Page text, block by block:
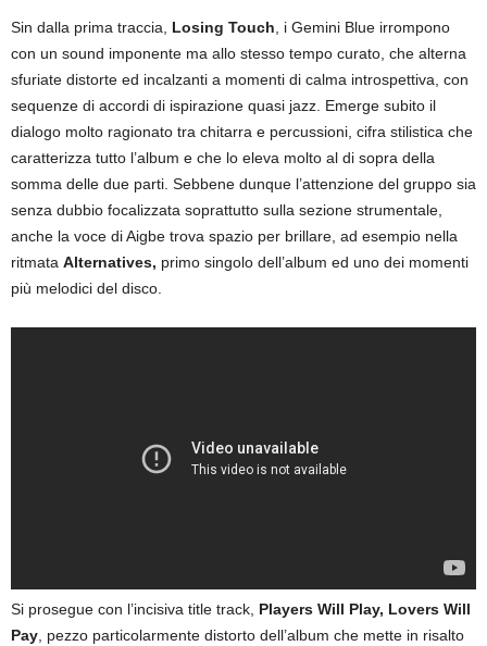
Sin dalla prima traccia, Losing Touch , i Gemini Blue irrompono
con un sound imponente ma allo stesso tempo curato, che alterna
sfuriate distorte ed incalzanti a momenti di calma introspettiva, con
sequenze di accordi di ispirazione quasi jazz. Emerge subito il
dialogo molto ragionato tra chitarra e percussioni, cifra stilistica che
caratterizza tutto l’album e che lo eleva molto al di sopra della
somma delle due parti. Sebbene dunque l’attenzione del gruppo sia
senza dubbio focalizzata soprattutto sulla sezione strumentale,
anche la voce di Aigbe trova spazio per brillare, ad esempio nella
ritmata Alternatives, primo singolo dell’album ed uno dei momenti
più melodici del disco.
Si prosegue con l’incisiva title track, Players Will Play, Lovers Will
Pay, pezzo particolarmente distorto dell’album che mette in risalto